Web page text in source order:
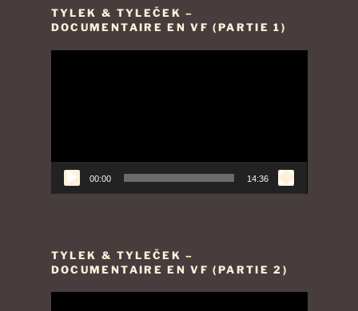
TYLEK & TYLEČEK –
DOCUMENTAIRE EN VF (PARTIE 1)
00:00 14:36
TYLEK & TYLEČEK –
DOCUMENTAIRE EN VF (PARTIE 2)